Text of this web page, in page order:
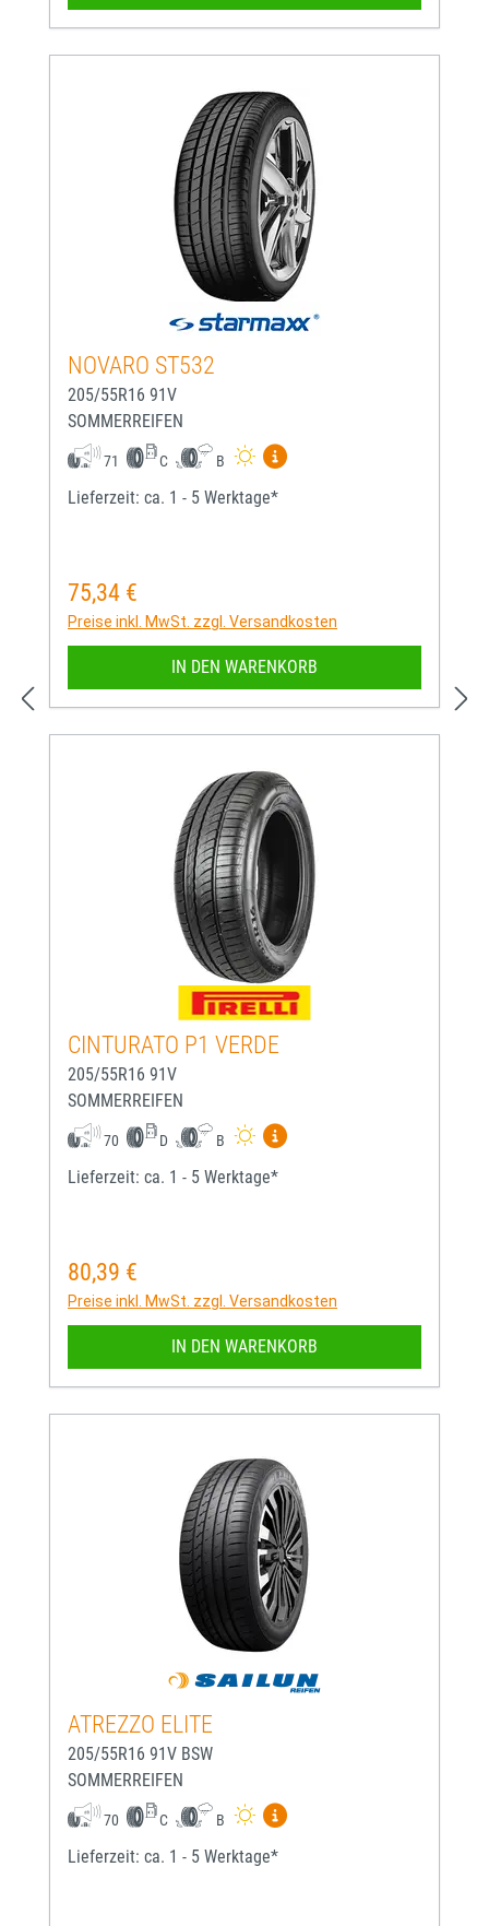
NOVARO ST532
205/55R16 91V
SOMMERREIFEN
71 C B
Mehr Informationen zum
Lieferzeit: ca. 1 - 5 Werktage*
Regulärer Preis:
75,34 €
Preise inkl. MwSt. zzgl. Versandkosten
IN DEN WARENKORB
CINTURATO P1 VERDE
205/55R16 91V
SOMMERREIFEN
70 D B
Mehr Informationen zum
Lieferzeit: ca. 1 - 5 Werktage*
Regulärer Preis:
80,39 €
Preise inkl. MwSt. zzgl. Versandkosten
IN DEN WARENKORB
ATREZZO ELITE
205/55R16 91V BSW
SOMMERREIFEN
70 C B
Mehr Informationen zum
Lieferzeit: ca. 1 - 5 Werktage*